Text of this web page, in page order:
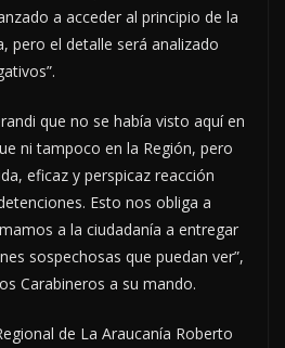
a acceder al principio de la
pero el detalle será analizado
que no se había visto aquí en
ni tampoco en la Región, pero
eficaz y perspicaz reacción
Esto nos obliga a
a la ciudadanía a entregar
sospechosas que puedan ver”,
Carabineros a su mando.
de La Araucanía Roberto